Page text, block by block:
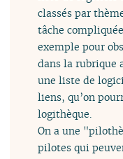
classés par
tâche
exemple pour
dans la rubrique
une liste de
liens, qu’on
logithèque.
On a une
pilotes qui